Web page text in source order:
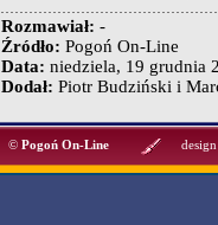
Rozmawiał: -
Źródło: Pogoń On-Line
Data: niedziela, 19 grudnia
Dodał: Piotr Budziński i
© Pogoń On-Line